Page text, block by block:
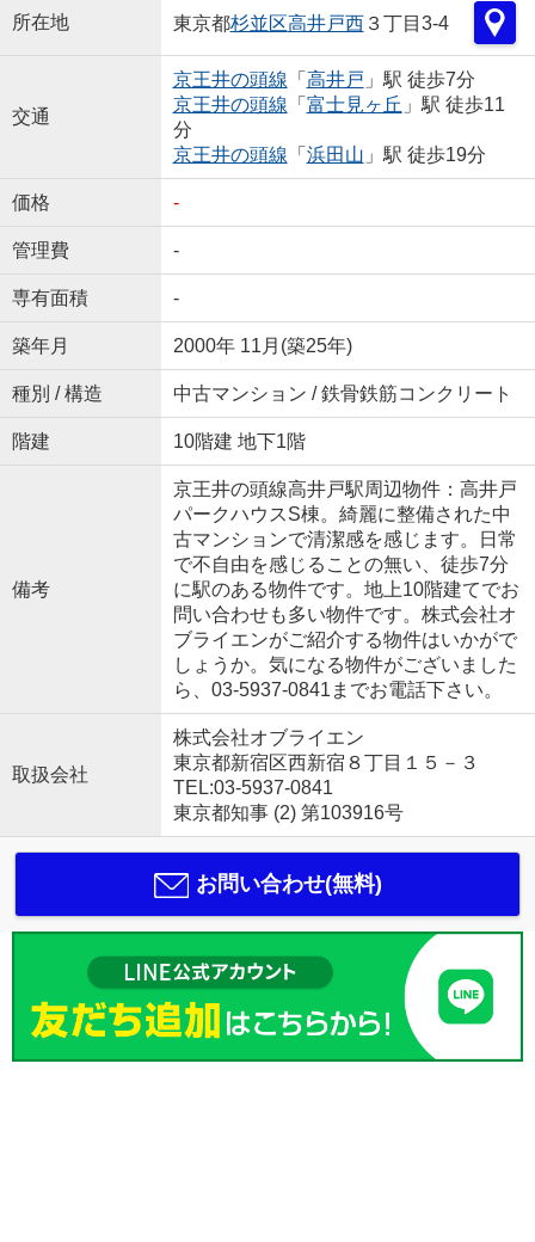
所在地 東京都杉並区高井戸西３丁目3-4
交通
京王井の頭線 「 高井戸 」駅 徒歩7分
京王井の頭線 「 富士見ヶ丘 」駅 徒歩11
分
京王井の頭線 「 浜田山 」駅 徒歩19分
価格 -
管理費 -
専有面積 -
築年月 2000年 11月(築25年)
種別 / 構造 中古マンション / 鉄骨鉄筋コンクリート
階建 10階建 地下1階
備考
京王井の頭線高井戸駅周辺物件：高井戸
パークハウスS棟。綺麗に整備された中
古マンションで清潔感を感じます。日常
で不自由を感じることの無い、徒歩7分
に駅のある物件です。地上10階建てでお
問い合わせも多い物件です。株式会社オ
ブライエンがご紹介する物件はいかがで
しょうか。気になる物件がございました
ら、03-5937-0841までお電話下さい。
取扱会社
株式会社オブライエン
東京都新宿区西新宿８丁目１５－３
TEL:03-5937-0841
東京都知事 (2) 第103916号
お問い合わせ(無料)